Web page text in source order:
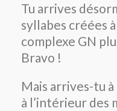
Tu arrives
syllabes créées
complexe GN
Bravo !
Mais arrives-tu
à l’intérieur des